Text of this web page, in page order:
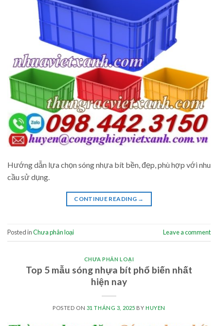
Hướng dẫn lựa chọn sóng nhựa bít bền, đẹp, phù hợp với nhu
cầu sử dụng.
CONTINUE READING →
Posted inChưa phân loại Leave a comment
CHƯA PHÂN LOẠI
Top 5 mẫu sóng nhựa bít phổ biến nhất
hiện nay
POSTED ON 31 THÁNG 3, 2025 BY HUYEN